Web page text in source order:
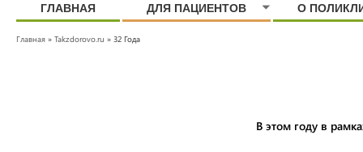
ГЛАВНАЯ ДЛЯ ПАЦИЕНТОВ О
Главная » Takzdorovo.ru » 32 Года
В этом году в